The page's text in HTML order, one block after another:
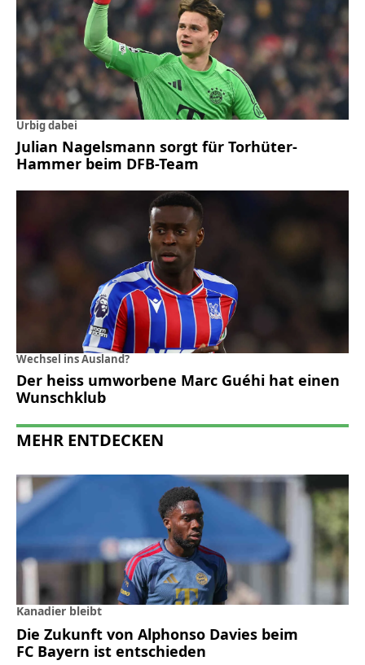
Urbig dabei
Julian Nagelsmann sorgt für Torhüter-
Hammer beim DFB-Team
Wechsel ins Ausland?
Der heiss umworbene Marc Guéhi hat einen
Wunschklub
MEHR ENTDECKEN
Kanadier bleibt
Die Zukunft von Alphonso Davies beim
FC Bayern ist entschieden